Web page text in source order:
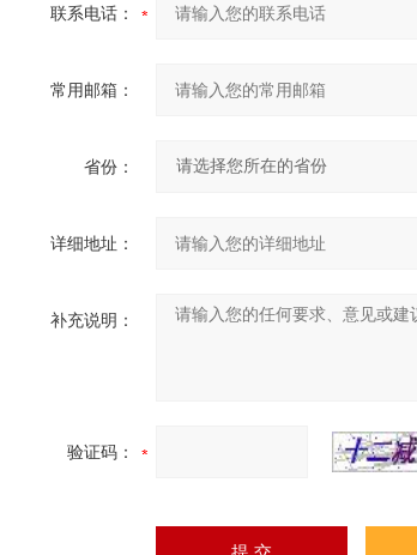
联系电话：
常用邮箱：
省份：
详细地址：
补充说明：
验证码：